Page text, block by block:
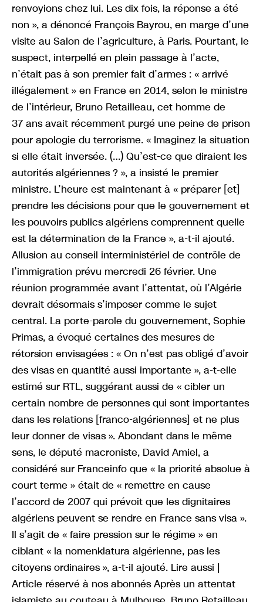
renvoyions chez lui. Les dix fois, la réponse a été
non », a dénoncé François Bayrou, en marge d’une
visite au Salon de l’agriculture, à Paris. Pourtant, le
suspect, interpellé en plein passage à l’acte,
n’était pas à son premier fait d’armes : « arrivé
illégalement » en France en 2014, selon le ministre
de l’intérieur, Bruno Retailleau, cet homme de
37 ans avait récemment purgé une peine de prison
pour apologie du terrorisme. « Imaginez la situation
si elle était inversée. (…) Qu’est-ce que diraient les
autorités algériennes ? », a insisté le premier
ministre. L’heure est maintenant à « préparer [et]
prendre les décisions pour que le gouvernement et
les pouvoirs publics algériens comprennent quelle
est la détermination de la France », a-t-il ajouté.
Allusion au conseil interministériel de contrôle de
l’immigration prévu mercredi 26 février. Une
réunion programmée avant l’attentat, où l’Algérie
devrait désormais s’imposer comme le sujet
central. La porte-parole du gouvernement, Sophie
Primas, a évoqué certaines des mesures de
rétorsion envisagées : « On n’est pas obligé d’avoir
des visas en quantité aussi importante », a-t-elle
estimé sur RTL, suggérant aussi de « cibler un
certain nombre de personnes qui sont importantes
dans les relations [franco-algériennes] et ne plus
leur donner de visas ». Abondant dans le même
sens, le député macroniste, David Amiel, a
considéré sur Franceinfo que « la priorité absolue à
court terme » était de « remettre en cause
l’accord de 2007 qui prévoit que les dignitaires
algériens peuvent se rendre en France sans visa ».
Il s’agit de « faire pression sur le régime » en
ciblant « la nomenklatura algérienne, pas les
citoyens ordinaires », a-t-il ajouté. Lire aussi |
Article réservé à nos abonnés Après un attentat